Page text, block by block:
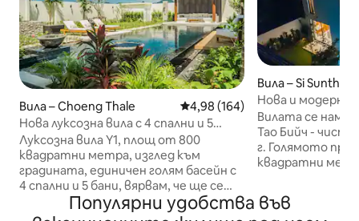
Вила – Choeng Thale Средна оценка: 4,98 от 5,
4,98 (164)
Нова луксозна вила с 4 спални и 5
бани, с голям басейн, 800 кв.м., в
двора на вилата Y1, на остров Пукет
Луксозна вила Y1, площ от 800
квадратни метра, изглед към
градината, единичен голям басейн с
4 спални и 5 бани, вярвам, че ще се
влюбите в нея, ще влезете във
вилата, ще бъдете шокирани от
Вила – Si Sunthon
Нова и модерна
Вилата се
Тао Бийч - чисто
г. Голямото пространство от 402
квадратни
всекидневна. Чисто новият дизайн,
Популярни удобства във